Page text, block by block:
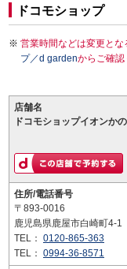
ドコモショップ
営業時間などは変更と
プ／d gardenからご確認
店舗名
ドコモショップイオンか
住所/電話番号
〒893-0016
鹿児島県鹿屋市白崎町4-1
TEL： 0120-865-363
TEL： 0994-36-8571